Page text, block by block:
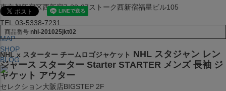
東京都新宿区西新宿7-22-37ストーク西新宿福星ビル105
TEL:03-5338-7231
MAP
SHOP
BLOG
セレクション大阪店BIGSTEP 2F
商品番号 nhl-201025jkt02
NHL x スターター チームロゴジャケット NHL スタジャン レン
ジャース スターター Starter STARTER メンズ 長袖 ジ
ャケット アウター